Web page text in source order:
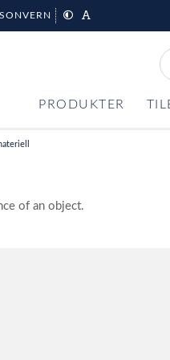
PRODUKTER
of an object.